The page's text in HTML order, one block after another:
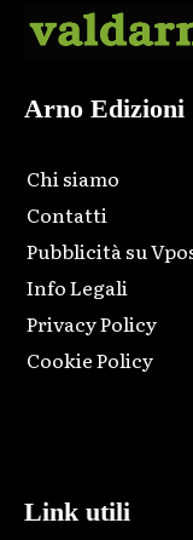
Arno Edizioni
Chi siamo
Contatti
Pubblicità su
Info Legali
Privacy Policy
Cookie Policy
Link utili